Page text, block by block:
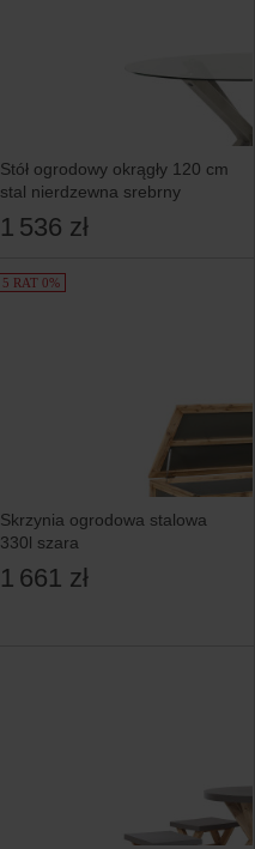
Stół ogrodowy okrągły 120 cm
stal nierdzewna srebrny
1 536 zł
5 RAT 0%
Skrzynia ogrodowa stalowa
330l szara
1 661 zł